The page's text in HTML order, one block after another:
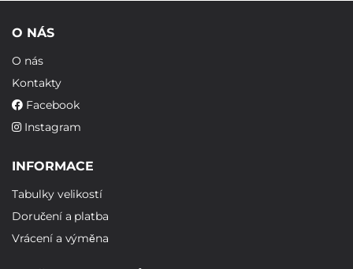
O NÁS
O nás
Kontakty
Facebook
Instagram
INFORMACE
Tabulky velikostí
Doručení a platba
Vrácení a výměna